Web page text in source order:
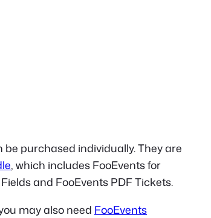
purchased individually. They are
, which includes FooEvents for
and FooEvents PDF Tickets.
may also need FooEvents